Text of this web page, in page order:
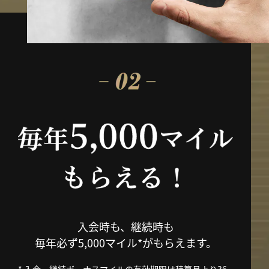
入会時も、継続時も
毎年必ず5,000マイル*がもらえます。